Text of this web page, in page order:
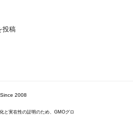
投稿
2008
と実在性の証明のため、GMOグロ